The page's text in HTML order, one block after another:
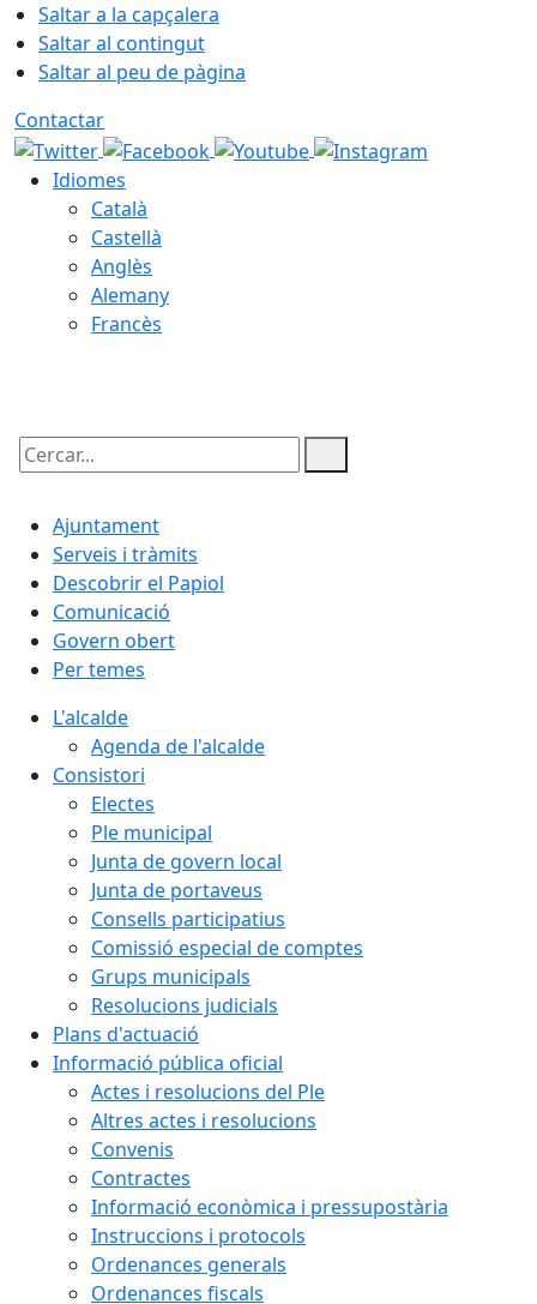
Saltar a la capçalera
Saltar al contingut
Saltar al peu de pàgina
Contactar
Idiomes
Català
Castellà
Anglès
Alemany
Francès
Cercar:
Ajuntament
Serveis i tràmits
Descobrir el Papiol
Comunicació
Govern obert
Per temes
L'alcalde
Agenda de l'alcalde
Consistori
Electes
Ple municipal
Junta de govern local
Junta de portaveus
Consells participatius
Comissió especial de comptes
Grups municipals
Resolucions judicials
Plans d'actuació
Informació pública oficial
Actes i resolucions del Ple
Altres actes i resolucions
Convenis
Contractes
Informació econòmica i pressupostària
Instruccions i protocols
Ordenances generals
Ordenances fiscals